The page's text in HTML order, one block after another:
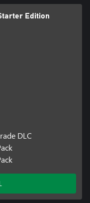
Edition
DLC